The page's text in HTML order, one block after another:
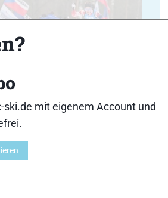
ski.de mit eigenem Account und